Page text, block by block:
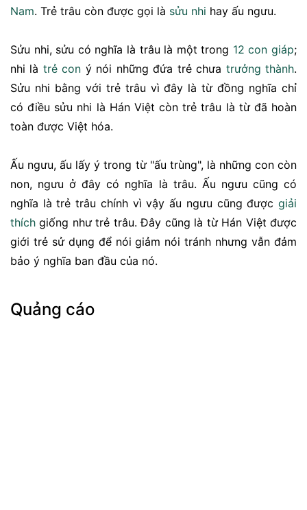
Nam. Trẻ trâu còn được gọi là sửu nhi hay ấu ngưu.
Sửu nhi, sửu có nghĩa là trâu là một trong 12 con giáp;
nhi là trẻ con ý nói những đứa trẻ chưa trưởng thành.
Sửu nhi bằng với trẻ trâu vì đây là từ đồng nghĩa chỉ
có điều sửu nhi là Hán Việt còn trẻ trâu là từ đã hoàn
toàn được Việt hóa.
Ấu ngưu, ấu lấy ý trong từ "ấu trùng", là những con còn
non, ngưu ở đây có nghĩa là trâu. Ấu ngưu cũng có
nghĩa là trẻ trâu chính vì vậy ấu ngưu cũng được giải
thích giống như trẻ trâu. Đây cũng là từ Hán Việt được
giới trẻ sử dụng để nói giảm nói tránh nhưng vẫn đảm
bảo ý nghĩa ban đầu của nó.
Quảng cáo